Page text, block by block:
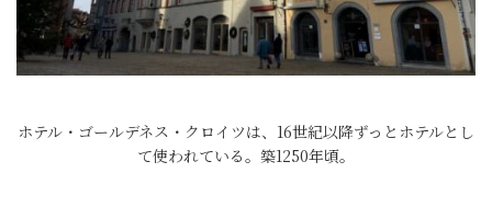
ホテル・ゴールデネス・クロイツは、16世紀以降ずっとホテルとし
て使われている。築1250年頃。